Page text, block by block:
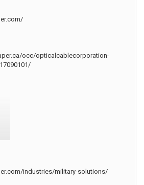
occ/opticalcablecorporation-
industries/military-solutions/